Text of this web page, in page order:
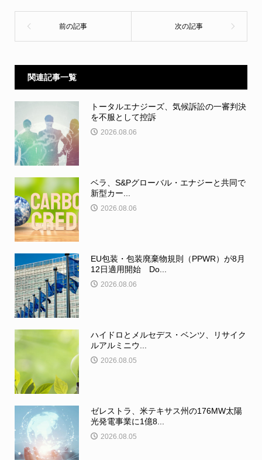
関連記事一覧
トータルエナジーズ、気候訴訟の一審判決
を不服として控訴
2026.08.06
ベラ、S&Pグローバル・エナジーと共同で
新型カー...
2026.08.06
EU包装・包装廃棄物規則（PPWR）が8月
12日適用開始 Do...
2026.08.06
ハイドロとメルセデス・ベンツ、リサイク
ルアルミニウ...
2026.08.05
ゼレストラ、米テキサス州の176MW太陽
光発電事業に1億8...
2026.08.05